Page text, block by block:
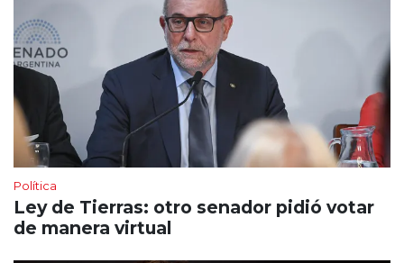
Política
Ley de Tierras: otro senador pidió votar
de manera virtual